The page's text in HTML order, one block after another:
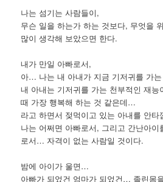
나는 섬기는 사람들이,
무슨 일을 하는가 하는 것보다, 무엇을
많이 생각해 보았으면 한다.
내가 만일 아빠로서,
아… 나는 내 아내가 지금 기저귀를 가
내 아내는 기저귀를 가는 천부적인 재
때 가장 행복해 하는 것 같은데…
라고 하면서 젖먹이고 있는 아내를 안
나는 어쩌면 아빠로서, 그리고 간난아
로서… 자격이 없는 사람일 것이다.
밤에 아이가 울면…
아빠가 되었건 엄마가 되었건… 졸린몸